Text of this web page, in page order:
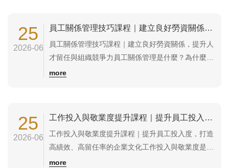
現代企業除了管理職業安全與身體健康，也必須重...
25
2026-06
員工關係管理技巧課程｜建立良好勞資關係，提升人才留任與組織競爭力
員工關係管理技巧課程｜建立良好勞資關係，提升人
才留任與組織競爭力員工關係管理是什麼？為什麼企
業需要這門課程？員工關係管理（Employee
心力。良好的員工關係不只是...
more
25
2026-06
工作投入與敬業度提升課程｜提升員工投入度，打造高績效、高留任率的企業文化
工作投入與敬業度提升課程｜提升員工投入度，打造
高績效、高留任率的企業文化工作投入與敬業度是什
麼？為什麼企業需要提升？工作投入（Work
more